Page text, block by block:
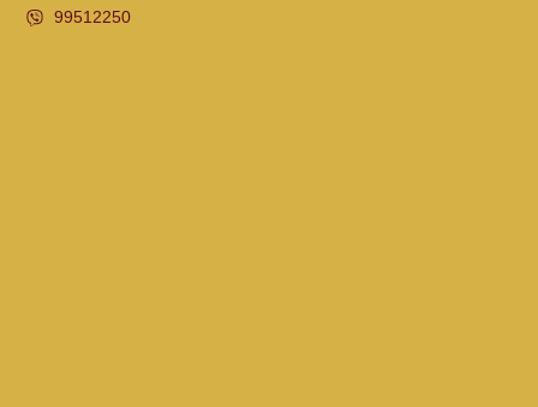
99512250